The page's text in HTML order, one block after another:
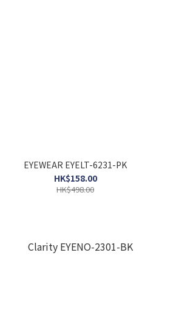
EYEWEAR EYELT-6231-PK
HK$158.00
HK$498.00